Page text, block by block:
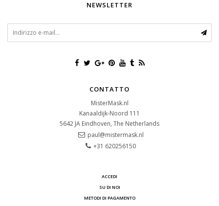
NEWSLETTER
CONTATTO
MisterMask.nl
Kanaaldijk-Noord 111
5642 JA Eindhoven, The Netherlands
paul@mistermask.nl
+31 620256150
ACCEDI
SU DI NOI
METODI DI PAGAMENTO